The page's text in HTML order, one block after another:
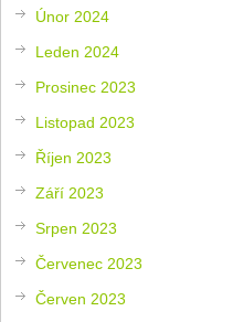
Únor 2024
Leden 2024
Prosinec 2023
Listopad 2023
Říjen 2023
Září 2023
Srpen 2023
Červenec 2023
Červen 2023